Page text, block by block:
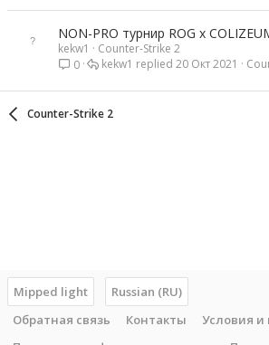
NON-PRO турнир ROG x
kekw1
Counter-Strike 2
0
20 Окт 2021
kekw1
Counter-Strike 2
Mipped light
Russian (RU)
Обратная связь
Контакты
Условия и